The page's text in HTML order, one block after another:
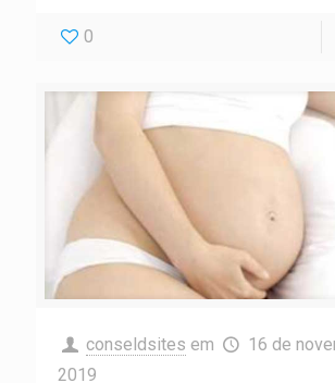
0
conseldsites em
16 de
2019